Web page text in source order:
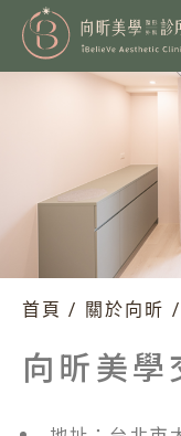
臉
首頁 / 關於向昕 /
向昕美學